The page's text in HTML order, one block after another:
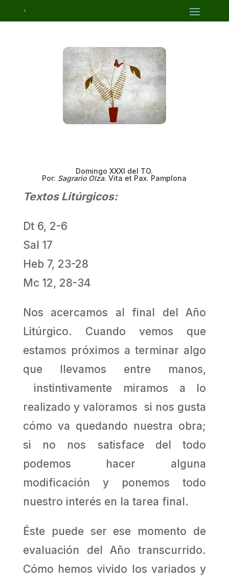
Domingo XXXI del TO.
Por: Sagrario Olza. Vita et Pax. Pamplona
Textos Litúrgicos:
Dt 6, 2-6
Sal 17
Heb 7, 23-28
Mc 12, 28-34
Nos acercamos al final del Año
Litúrgico. Cuando vemos que
estamos próximos a terminar algo
que llevamos entre manos,
instintivamente miramos a lo
realizado y valoramos si nos gusta
cómo va quedando nuestra obra;
si no nos satisface del todo
podemos hacer alguna
modificación y ponemos todo
nuestro interés en la tarea final.
Éste puede ser ese momento de
evaluación del Año transcurrido.
Cómo hemos vivido los variados y